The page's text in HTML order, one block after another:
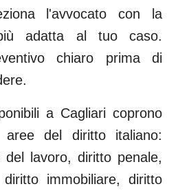
l'avvocato con la
più adatta al tuo caso.
chiaro prima di
a Cagliari coprono
del diritto italiano:
lavoro, diritto penale,
immobiliare, diritto